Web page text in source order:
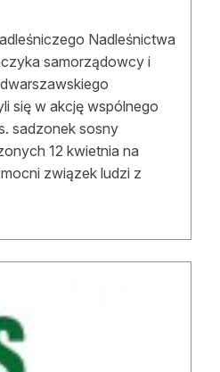
Nadleśnictwa
samorządowcy i
się w akcję wspólnego
sadzonek sosny
12 kwietnia na
związek ludzi z